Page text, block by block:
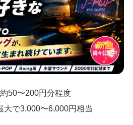
50〜200円分程度
で3,000〜6,000円相当